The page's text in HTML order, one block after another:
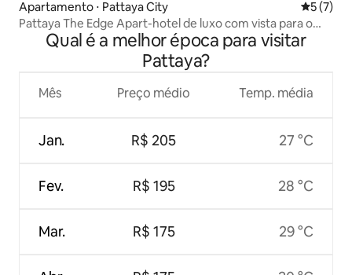
Apartamento ⋅ Pattaya City 5 de
5 (7)
Pattaya The Edge Apart-hotel de luxo com vista para o
mar/ piscina infinita/ perto da rua da praia A melhor
escolha para férias
Qual é a melhor época para visitar
Pattaya?
Mês
Jan.
Fev.
Mar.
Preço médio
R$ 205
R$ 195
R$ 175
Temp. média
27 °C
28 °C
29 °C